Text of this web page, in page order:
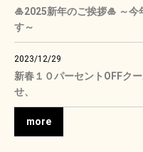
🎍2025新年のご挨拶🎍 ～今
す～
2023/12/29
新春１０パーセントOFFク
せ、
more